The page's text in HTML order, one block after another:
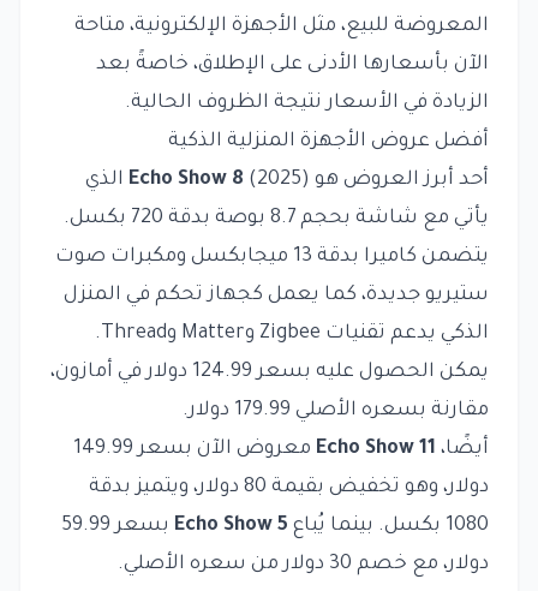
المعروضة للبيع، مثل الأجهزة الإلكترونية، متاحة
الآن بأسعارها الأدنى على الإطلاق، خاصةً بعد
الزيادة في الأسعار نتيجة الظروف الحالية.
أفضل عروض الأجهزة المنزلية الذكية
أحد أبرز العروض هو
Echo Show 8 (2025) الذي
يأتي مع شاشة بحجم 8.7 بوصة بدقة 720 بكسل.
يتضمن كاميرا بدقة 13 ميجابكسل ومكبرات صوت
ستيريو جديدة، كما يعمل كجهاز تحكم في المنزل
الذكي يدعم تقنيات Zigbee وMatter وThread.
يمكن الحصول عليه بسعر 124.99 دولار في أمازون،
مقارنة بسعره الأصلي 179.99 دولار.
أيضًا، Echo Show 11
معروض الآن بسعر 149.99
دولار، وهو تخفيض بقيمة 80 دولار، ويتميز بدقة
1080 بكسل. بينما يُباع
Echo Show 5
بسعر 59.99
دولار، مع خصم 30 دولار من سعره الأصلي.